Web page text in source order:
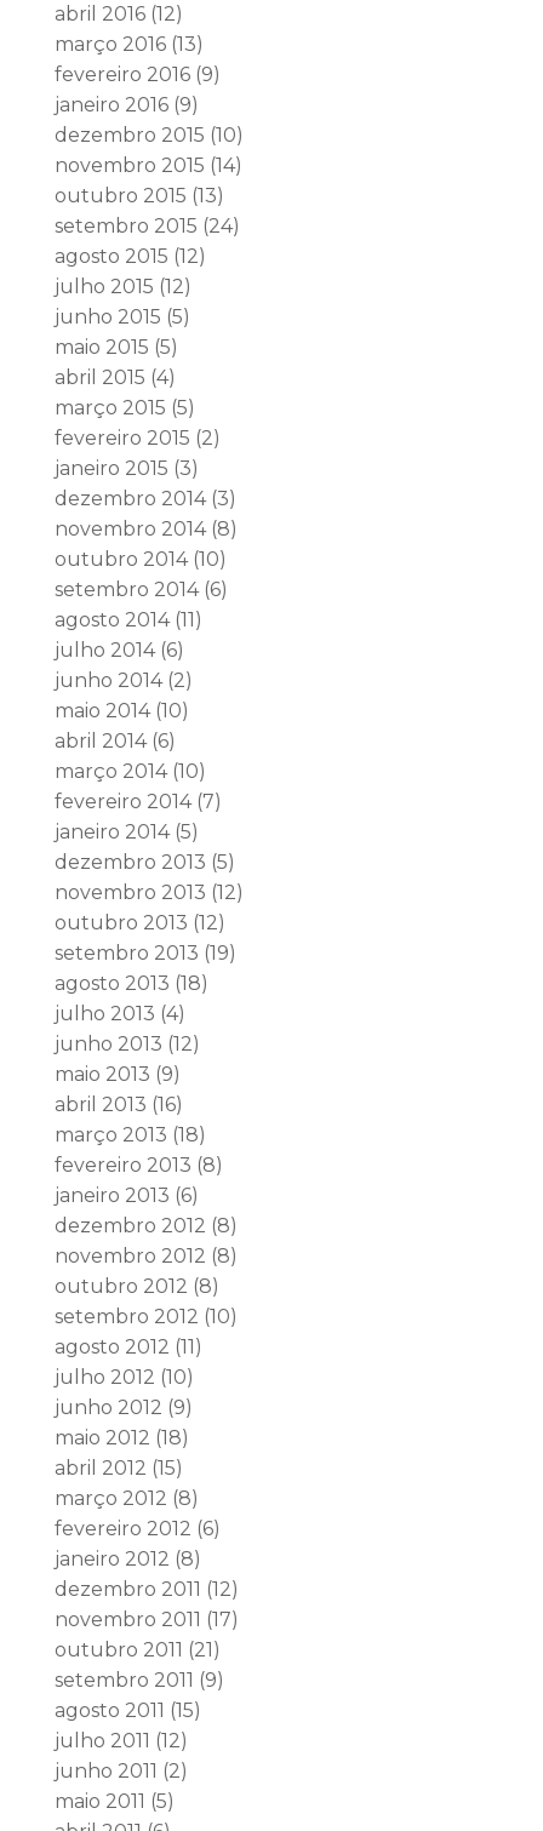
abril 2016(12)
março 2016(13)
fevereiro 2016(9)
janeiro 2016(9)
dezembro 2015 (10)
novembro 2015 (14)
outubro 2015 (13)
setembro 2015 (24)
agosto 2015 (12)
julho 2015 (12)
junho 2015 (5)
maio 2015 (5)
abril 2015 (4)
março 2015 (5)
fevereiro 2015 (2)
janeiro 2015 (3)
dezembro 2014(3)
novembro 2014(8)
outubro 2014(10)
setembro 2014(6)
agosto 2014(11)
julho 2014(6)
junho 2014(2)
maio 2014(10)
abril 2014(6)
março 2014(10)
fevereiro 2014(7)
janeiro 2014(5)
dezembro 2013 (5)
novembro 2013 (12)
outubro 2013 (12)
setembro 2013 (19)
agosto 2013 (18)
julho 2013 (4)
junho 2013 (12)
maio 2013 (9)
abril 2013 (16)
março 2013 (18)
fevereiro 2013 (8)
janeiro 2013 (6)
dezembro 2012 (8)
novembro 2012 (8)
outubro 2012 (8)
setembro 2012 (10)
agosto 2012 (11)
julho 2012 (10)
junho 2012 (9)
maio 2012 (18)
abril 2012 (15)
março 2012 (8)
fevereiro 2012 (6)
janeiro 2012 (8)
dezembro 2011 (12)
novembro 2011 (17)
outubro 2011 (21)
setembro 2011 (9)
agosto 2011 (15)
julho 2011 (12)
junho 2011 (2)
maio 2011 (5)